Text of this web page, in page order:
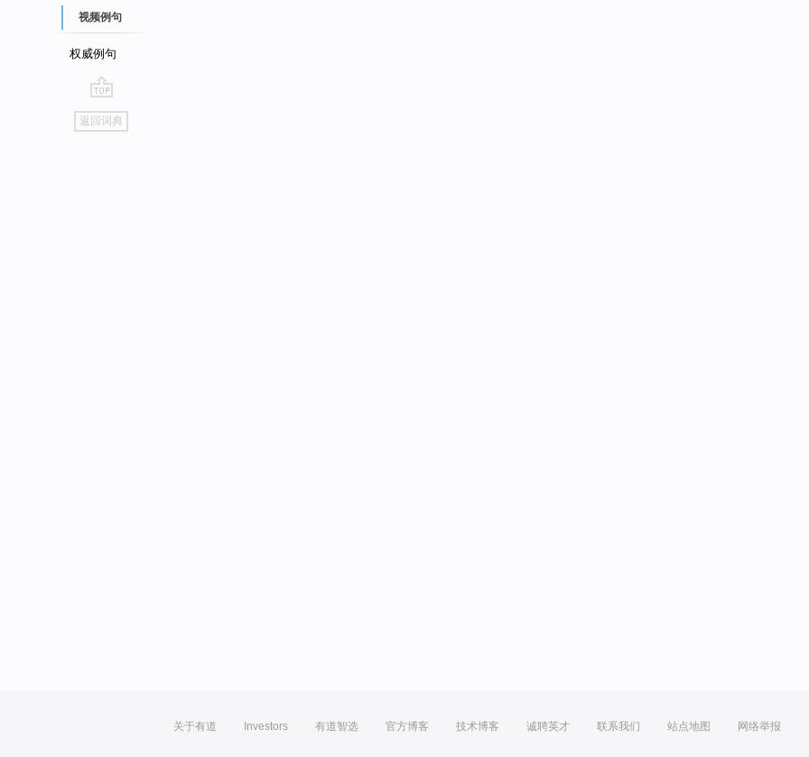
视频例句
权威例句
go
top
返回词典
关于有道 Investors 有道智选 官方博客 技术博客 诚聘英才 联系我们 站点地图 网络举报